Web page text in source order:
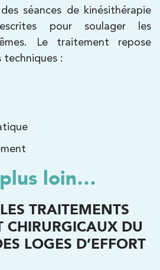
séances de kinésithérapie
pour soulager les
Le traitement repose
techniques :
loin…
TRAITEMENTS
CHIRURGICAUX DU
LOGES D’EFFORT
92600 Bois-Colombes
81
RDV
RDV
Sante – 92
92160 Antony
RDV